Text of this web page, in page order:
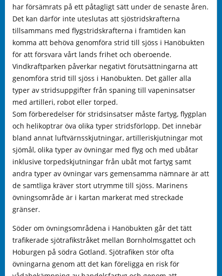
har försämrats på ett påtagligt sätt under de senaste åren.
Det kan därför inte uteslutas att sjöstridskrafterna
tillsammans med flygstridskrafterna i framtiden kan
komma att behöva genomföra strid till sjöss i Hanöbukten
för att försvara vårt lands frihet och oberoende.
Vindkraftparken påverkar negativt förutsättningarna att
genomföra strid till sjöss i Hanöbukten. Det gäller alla
typer av stridsuppgifter från spaning till vapeninsatser
med artilleri, robot eller torped.
Som förberedelser för stridsinsatser måste fartyg, flygplan
och helikoptrar öva olika typer stridsförlopp. Det innebär
bland annat luftvärnsskjutningar, artilleriskjutningar mot
sjömål, olika typer av övningar med flyg och med ubåtar
inklusive torpedskjutningar från ubåt mot fartyg samt
andra typer av övningar vars gemensamma nämnare är att
de samtliga kräver stort utrymme till sjöss. Marinens
övningsområde är i kartan markerat med streckade
gränser.
Söder om övningsområdena i Hanöbukten går det tätt
trafikerade sjötrafikstråket mellan Bornholmsgattet och
Hoburgen på södra Gotland. Sjötrafiken stör ofta
övningarna genom att det kan föreligga en risk för